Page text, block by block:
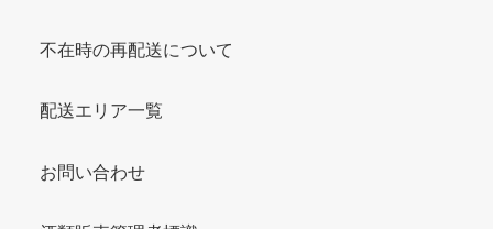
不在時の再配送について
配送エリア一覧
お問い合わせ